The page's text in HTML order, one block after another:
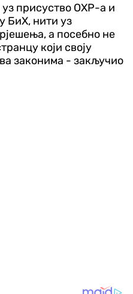
присуство ОХР-а и
БиХ, нити уз
а посебно не
који своју
законима - закључио